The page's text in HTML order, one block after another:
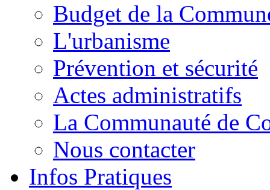
Budget de la
L'urbanisme
Prévention et sécurité
Actes administratifs
La Communauté de
Nous contacter
Infos Pratiques